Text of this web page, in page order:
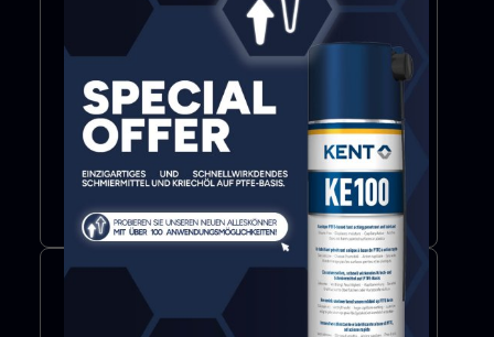
Bond & Seal
Klebstoffe
Dichtmittel
Klebebänder